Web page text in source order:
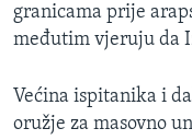
granicama prije
međutim vjeruju da
Većina ispitanika i
oružje za masovno